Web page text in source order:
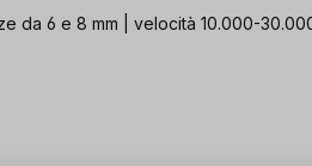
6 e 8 mm | velocità 10.000-